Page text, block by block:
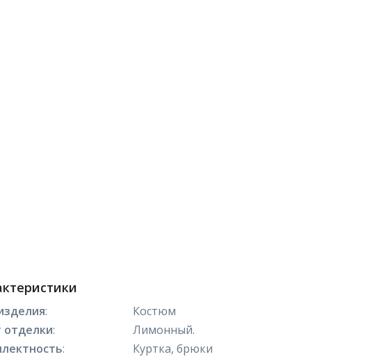
:
Костюм
отделки:
Лимонный.
:
Куртка, брюки